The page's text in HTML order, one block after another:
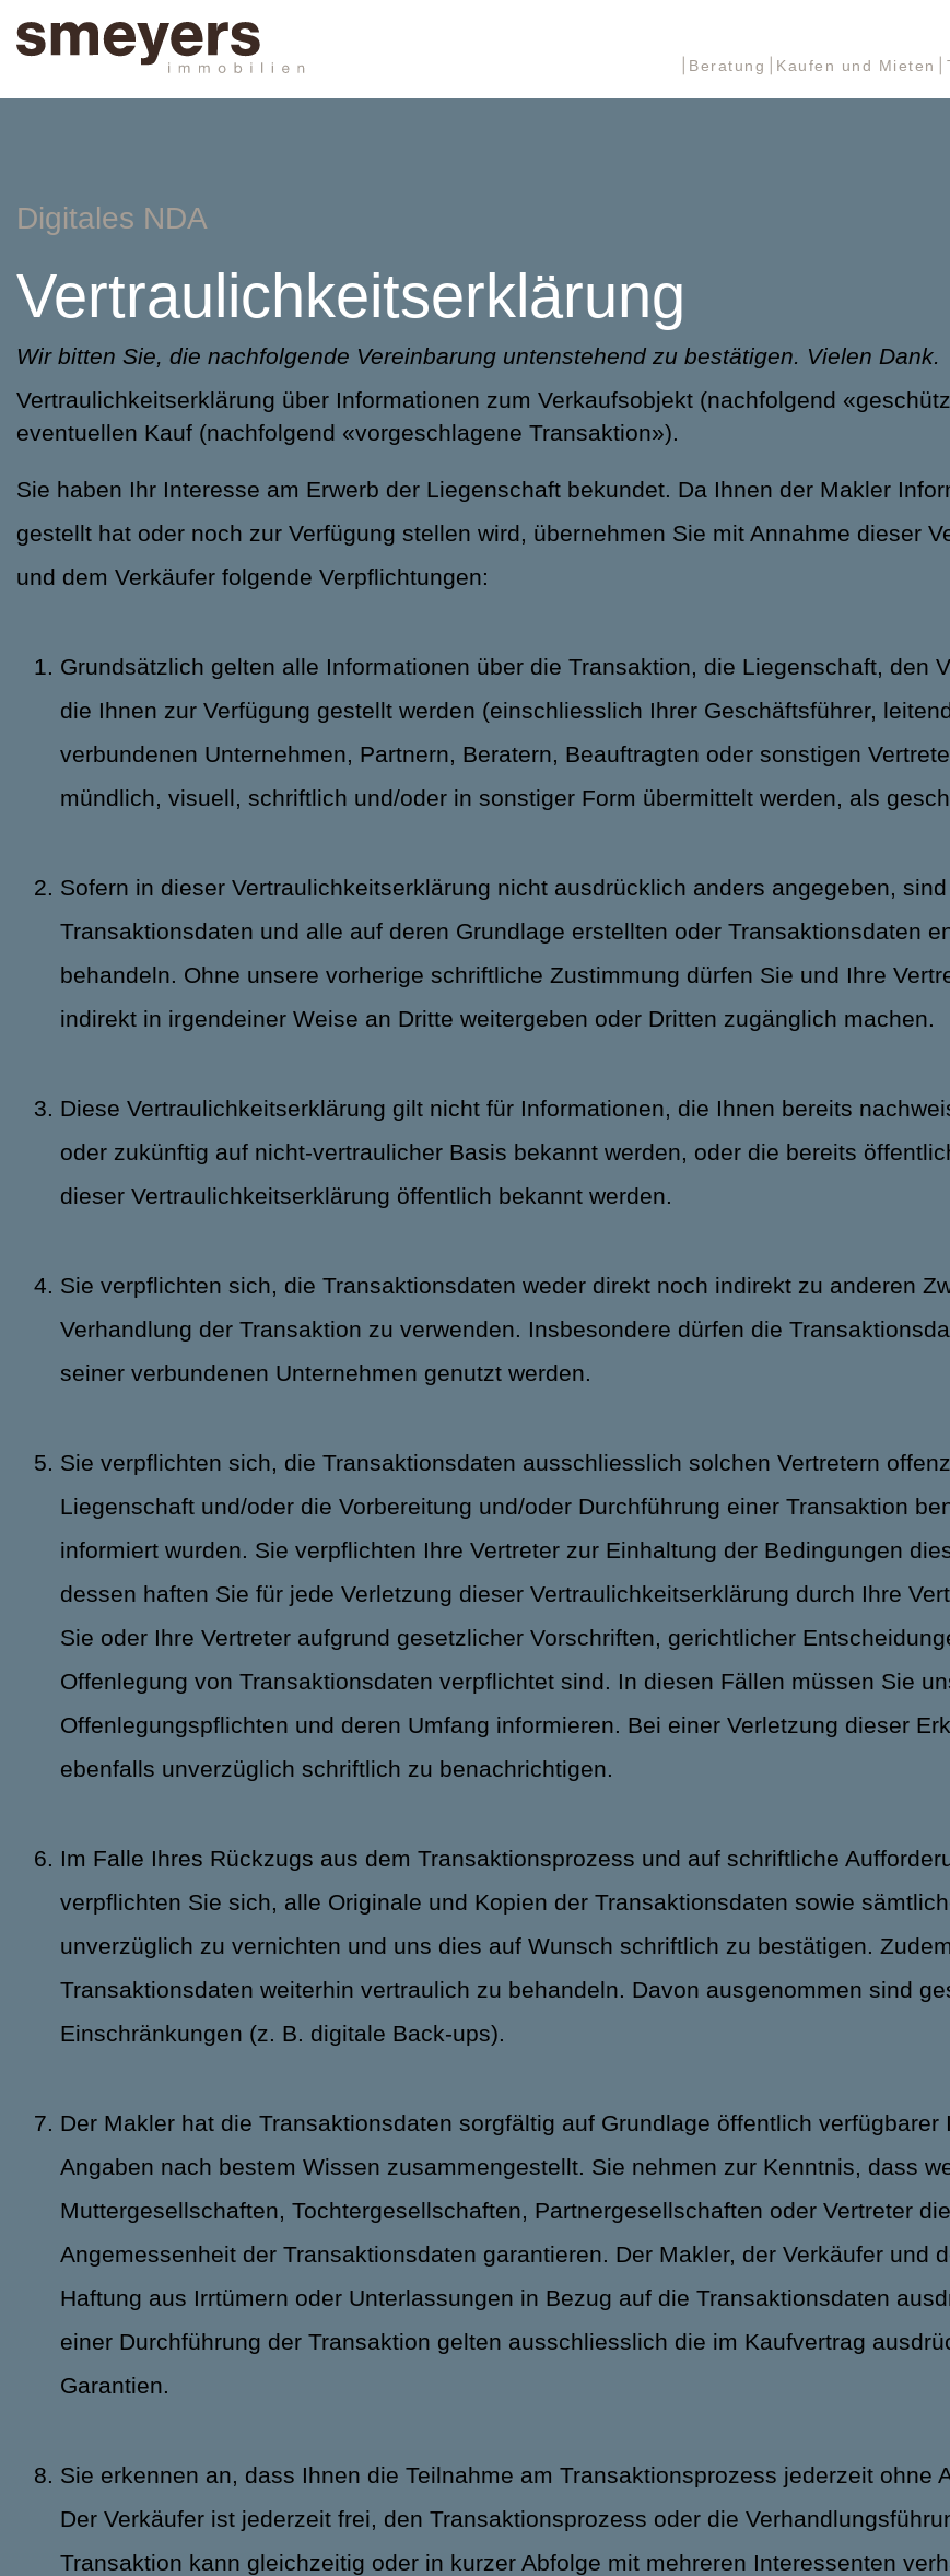
Beratung Kaufen und Mieten
Digitales NDA
Vertraulichkeitserklärung
Wir bitten Sie, die nachfolgende Vereinbarung untenstehend zu bestätigen. Vielen Dank.
Vertraulichkeitserklärung über Informationen zum Verkaufsobjekt (nachfolgend
eventuellen Kauf (nachfolgend «vorgeschlagene Transaktion»).
Sie haben Ihr Interesse am Erwerb der Liegenschaft bekundet. Da Ihnen der Makler
gestellt hat oder noch zur Verfügung stellen wird, übernehmen Sie mit Annahme dieser
und dem Verkäufer folgende Verpflichtungen:
Grundsätzlich gelten alle Informationen über die Transaktion, die Liegenschaft, den
die Ihnen zur Verfügung gestellt werden (einschliesslich Ihrer Geschäftsführer,
verbundenen Unternehmen, Partnern, Beratern, Beauftragten oder sonstigen
mündlich, visuell, schriftlich und/oder in sonstiger Form übermittelt werden, als
Sofern in dieser Vertraulichkeitserklärung nicht ausdrücklich anders angegeben,
Transaktionsdaten und alle auf deren Grundlage erstellten oder Transaktionsdaten
behandeln. Ohne unsere vorherige schriftliche Zustimmung dürfen Sie und Ihre
indirekt in irgendeiner Weise an Dritte weitergeben oder Dritten zugänglich machen.
Diese Vertraulichkeitserklärung gilt nicht für Informationen, die Ihnen bereits
oder zukünftig auf nicht-vertraulicher Basis bekannt werden, oder die bereits
dieser Vertraulichkeitserklärung öffentlich bekannt werden.
Sie verpflichten sich, die Transaktionsdaten weder direkt noch indirekt zu anderen
Verhandlung der Transaktion zu verwenden. Insbesondere dürfen die
seiner verbundenen Unternehmen genutzt werden.
Sie verpflichten sich, die Transaktionsdaten ausschliesslich solchen Vertretern
Liegenschaft und/oder die Vorbereitung und/oder Durchführung einer Transaktion
informiert wurden. Sie verpflichten Ihre Vertreter zur Einhaltung der Bedingungen
dessen haften Sie für jede Verletzung dieser Vertraulichkeitserklärung durch Ihre
Sie oder Ihre Vertreter aufgrund gesetzlicher Vorschriften, gerichtlicher
Offenlegung von Transaktionsdaten verpflichtet sind. In diesen Fällen müssen Sie
Offenlegungspflichten und deren Umfang informieren. Bei einer Verletzung dieser
ebenfalls unverzüglich schriftlich zu benachrichtigen.
Im Falle Ihres Rückzugs aus dem Transaktionsprozess und auf schriftliche
verpflichten Sie sich, alle Originale und Kopien der Transaktionsdaten sowie
unverzüglich zu vernichten und uns dies auf Wunsch schriftlich zu bestätigen.
Transaktionsdaten weiterhin vertraulich zu behandeln. Davon ausgenommen sind
Einschränkungen (z. B. digitale Back-ups).
Der Makler hat die Transaktionsdaten sorgfältig auf Grundlage öffentlich
Angaben nach bestem Wissen zusammengestellt. Sie nehmen zur Kenntnis, dass
Muttergesellschaften, Tochtergesellschaften, Partnergesellschaften oder Vertreter
Angemessenheit der Transaktionsdaten garantieren. Der Makler, der Verkäufer und
Haftung aus Irrtümern oder Unterlassungen in Bezug auf die Transaktionsdaten
einer Durchführung der Transaktion gelten ausschliesslich die im Kaufvertrag
Garantien.
Sie erkennen an, dass Ihnen die Teilnahme am Transaktionsprozess jederzeit ohne
Der Verkäufer ist jederzeit frei, den Transaktionsprozess oder die
Transaktion kann gleichzeitig oder in kurzer Abfolge mit mehreren Interessenten